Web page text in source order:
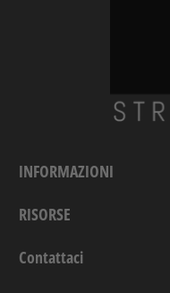
INFORMAZIONI
RISORSE
Contattaci